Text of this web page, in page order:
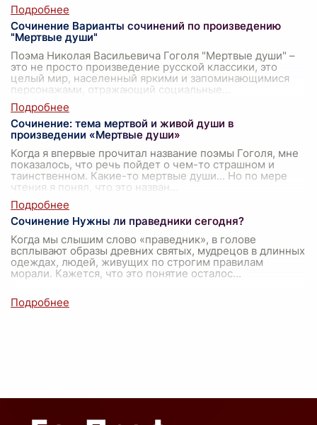
Сочинение Варианты сочинений по произведению
"Мертвые души"
Поэма Николая Васильевича Гоголя "Мертвые души" –
это не просто произведение русской классики, это
целый мир, населенный яркими и запоминающимися
персонажами, отражающий социальные
Сочинение: тема мертвой и живой души в
произведении «Мертвые души»
Когда я впервые прочитал название поэмы Гоголя, мне
показалось, что речь пойдет о чем-то страшном и
таинственном. Какие-то мертвые души... Но по мере
чтения я понял, что это назван
Сочинение Нужны ли праведники сегодня?
Когда мы слышим слово «праведник», в голове
всплывают образы древних святых, мудрецов в длинных
одеждах, людей, живущих по строгим правилам
морали. Кажется, что это понятие осталос...